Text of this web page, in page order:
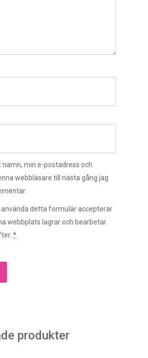
namn, min e-postadress och
webbläsare till nästa gång jag
detta formulär accepterar
webbplats lagrar och bearbetar
*
produkter